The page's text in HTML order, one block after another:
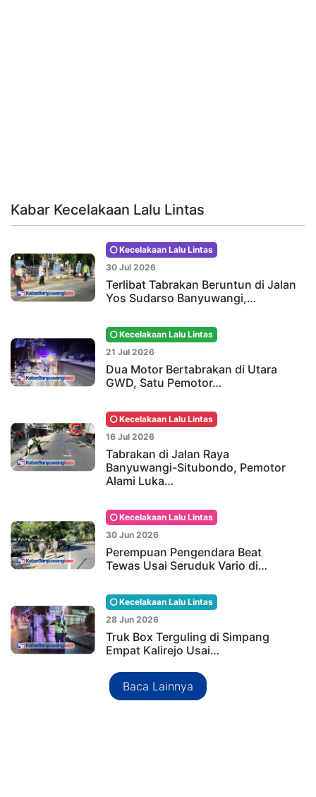
Kabar Kecelakaan Lalu Lintas
Kecelakaan Lalu Lintas
30 Jul 2026
Terlibat Tabrakan Beruntun di Jalan
Yos Sudarso Banyuwangi,…
Kecelakaan Lalu Lintas
21 Jul 2026
Dua Motor Bertabrakan di Utara
GWD, Satu Pemotor…
Kecelakaan Lalu Lintas
16 Jul 2026
Tabrakan di Jalan Raya
Banyuwangi-Situbondo, Pemotor
Alami Luka…
Kecelakaan Lalu Lintas
30 Jun 2026
Perempuan Pengendara Beat
Tewas Usai Seruduk Vario di…
Kecelakaan Lalu Lintas
28 Jun 2026
Truk Box Terguling di Simpang
Empat Kalirejo Usai…
Baca Lainnya